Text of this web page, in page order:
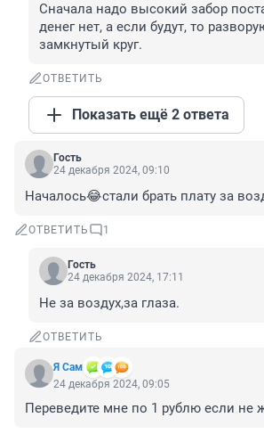
Сначала надо высокий забор
денег нет, а если будут, то
замкнутый круг.
ОТВЕТИТЬ
Показать ещё 2 ответа
Гость
24 декабря 2024, 09:10
Началось😂стали брать плату за
ОТВЕТИТЬ 1
Гость
24 декабря 2024, 17:11
Не за воздух,за глаза.
ОТВЕТИТЬ
Я Сам
24 декабря 2024, 09:05
Переведите мне по 1 рублю если не